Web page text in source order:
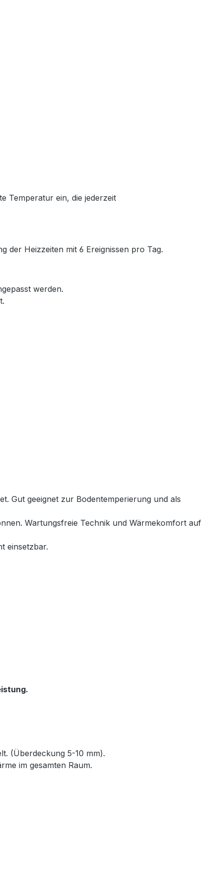
Temperatur ein, die jederzeit
der Heizzeiten mit 6 Ereignissen pro Tag.
werden.
Gut geeignet zur Bodentemperierung und als
Wartungsfreie Technik und Wärmekomfort auf
einsetzbar.
(Überdeckung 5-10 mm).
im gesamten Raum.